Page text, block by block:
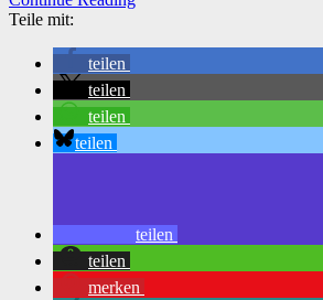
Teile mit:
teilen
teilen
teilen
teilen
teilen
teilen
merken